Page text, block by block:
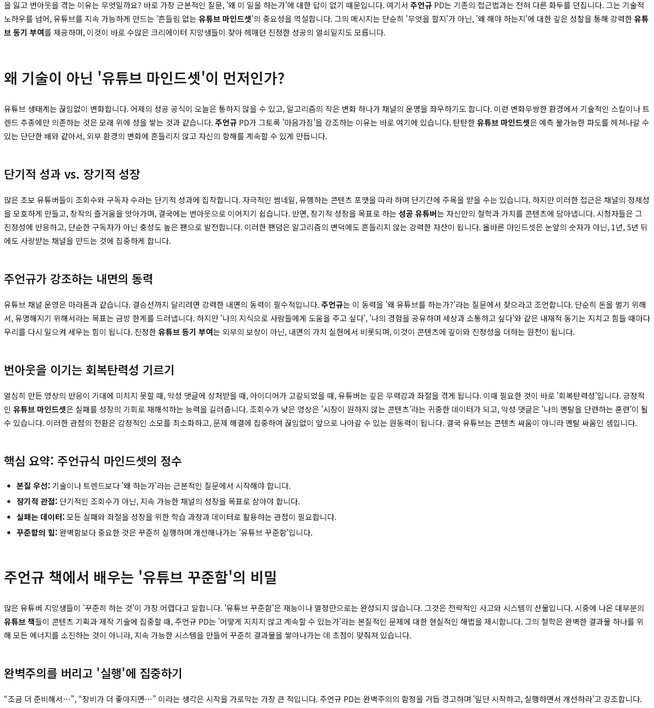
을 잃고 번아웃을 겪는 이유는 무엇일까요? 바로 가장 근본적인 질문, '왜 이 일을 하는가'에 대한 답이 없기 때문입니다. 여기서 주언규 PD는 기존의 접근법과는 전혀 다른 화두를 던집니다. 그는 기술적
노하우를 넘어, 유튜브를 지속 가능하게 만드는 '흔들림 없는 유튜브 마인드셋'의 중요성을 역설합니다. 그의 메시지는 단순히 '무엇을 할지'가 아닌, '왜 해야 하는지'에 대한 깊은 성찰을 통해 강력한유튜
브 동기 부여를 제공하며, 이것이 바로 수많은 크리에이터 지망생들이 찾아 헤매던 진정한 성공의 열쇠일지도 모릅니다.
왜 기술이 아닌 '유튜브 마인드셋'이 먼저인가?
유튜브 생태계는 끊임없이 변화합니다. 어제의 성공 공식이 오늘은 통하지 않을 수 있고, 알고리즘의 작은 변화 하나가 채널의 운명을 좌우하기도 합니다. 이런 변화무쌍한 환경에서 기술적인 스킬이나 트
렌드 추종에만 의존하는 것은 모래 위에 성을 쌓는 것과 같습니다.주언규 PD가 그토록 '마음가짐'을 강조하는 이유는 바로 여기에 있습니다. 탄탄한유튜브 마인드셋은 예측 불가능한 파도를 헤쳐나갈 수
있는 단단한 배와 같아서, 외부 환경의 변화에 흔들리지 않고 자신의 항해를 계속할 수 있게 만듭니다.
단기적 성과 vs. 장기적 성장
많은 초보 유튜버들이 조회수와 구독자 수라는 단기적 성과에 집착합니다. 자극적인 썸네일, 유행하는 콘텐츠 포맷을 따라 하며 단기간에 주목을 받을 수는 있습니다. 하지만 이러한 접근은 채널의 정체성
을 모호하게 만들고, 창작의 즐거움을 앗아가며, 결국에는 번아웃으로 이어지기 쉽습니다. 반면, 장기적 성장을 목표로 하는 성공 유튜버는 자신만의 철학과 가치를 콘텐츠에 담아냅니다. 시청자들은 그
진정성에 반응하고, 단순한 구독자가 아닌 충성도 높은 팬으로 발전합니다. 이러한 팬덤은 알고리즘의 변덕에도 흔들리지 않는 강력한 자산이 됩니다. 올바른 마인드셋은 눈앞의 숫자가 아닌, 1년, 5년 뒤
에도 사랑받는 채널을 만드는 것에 집중하게 합니다.
주언규가 강조하는 내면의 동력
유튜브 채널 운영은 마라톤과 같습니다. 결승선까지 달리려면 강력한 내면의 동력이 필수적입니다.주언규는 이 동력을 '왜 유튜브를 하는가?'라는 질문에서 찾으라고 조언합니다. 단순히 돈을 벌기 위해
서, 유명해지기 위해서라는 목표는 금방 한계를 드러냅니다. 하지만 '나의 지식으로 사람들에게 도움을 주고 싶다', '나의 경험을 공유하며 세상과 소통하고 싶다'와 같은 내재적 동기는 지치고 힘들 때마다
우리를 다시 일으켜 세우는 힘이 됩니다. 진정한유튜브 동기 부여는 외부의 보상이 아닌, 내면의 가치 실현에서 비롯되며, 이것이 콘텐츠에 깊이와 진정성을 더하는 원천이 됩니다.
번아웃을 이기는 회복탄력성 기르기
열심히 만든 영상의 반응이 기대에 미치지 못할 때, 악성 댓글에 상처받을 때, 아이디어가 고갈되었을 때, 유튜버는 깊은 무력감과 좌절을 겪게 됩니다. 이때 필요한 것이 바로 '회복탄력성'입니다. 긍정적
인 유튜브 마인드셋은 실패를 성장의 기회로 재해석하는 능력을 길러줍니다. 조회수가 낮은 영상은 '시장이 원하지 않는 콘텐츠'라는 귀중한 데이터가 되고, 악성 댓글은 '나의 멘탈을 단련하는 훈련'이 될
수 있습니다. 이러한 관점의 전환은 감정적인 소모를 최소화하고, 문제 해결에 집중하여 끊임없이 앞으로 나아갈 수 있는 원동력이 됩니다. 결국 유튜브는 콘텐츠 싸움이 아니라 멘탈 싸움인 셈입니다.
핵심 요약: 주언규식 마인드셋의 정수
본질 우선: 기술이나 트렌드보다 '왜 하는가'라는 근본적인 질문에서 시작해야 합니다.
장기적 관점: 단기적인 조회수가 아닌, 지속 가능한 채널의 성장을 목표로 삼아야 합니다.
실패는 데이터: 모든 실패와 좌절을 성장을 위한 학습 과정과 데이터로 활용하는 관점이 필요합니다.
꾸준함의 힘: 완벽함보다 중요한 것은 꾸준히 실행하며 개선해나가는 '유튜브 꾸준함'입니다.
주언규 책에서 배우는 '유튜브 꾸준함'의 비밀
많은 유튜버 지망생들이 '꾸준히 하는 것'이 가장 어렵다고 말합니다. '유튜브 꾸준함'은 재능이나 열정만으로는 완성되지 않습니다. 그것은 전략적인 사고와 시스템의 산물입니다. 시중에 나온 대부분의
유튜브 책들이 콘텐츠 기획과 제작 기술에 집중할 때, 주언규 PD는 '어떻게 지치지 않고 계속할 수 있는가'라는 본질적인 문제에 대한 현실적인 해법을 제시합니다. 그의 철학은 완벽한 결과물 하나를 위
해 모든 에너지를 소진하는 것이 아니라, 지속 가능한 시스템을 만들어 꾸준히 결과물을 쌓아나가는 데 초점이 맞춰져 있습니다.
완벽주의를 버리고 '실행'에 집중하기
“조금 더 준비해서…”, “장비가 더 좋아지면…” 이라는 생각은 시작을 가로막는 가장 큰 적입니다. 주언규 PD는 완벽주의의 함정을 거듭 경고하며 '일단 시작하고, 실행하면서 개선하라'고 강조합니다.